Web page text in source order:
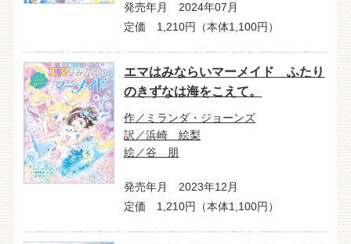
発売年月 2024年07月
定価 1,210円（本体1,100円）
エマはみならいマーメイド ふたり
のきずなは海をこえて。
作／ミランダ・ジョーンズ
訳／浜崎 絵梨
絵／谷 朋
発売年月 2023年12月
定価 1,210円（本体1,100円）